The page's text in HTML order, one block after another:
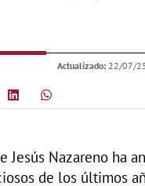
Actualizado: 22/07/
Jesús Nazareno ha
de los últimos